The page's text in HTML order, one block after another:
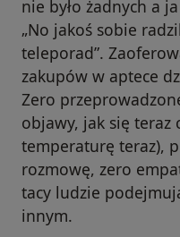
nie było żadnych a
„No jakoś sobie
teleporad”.
zakupów w aptece
Zero
objawy, jak się teraz
temperaturę teraz),
rozmowę, zero
tacy ludzie
innym.